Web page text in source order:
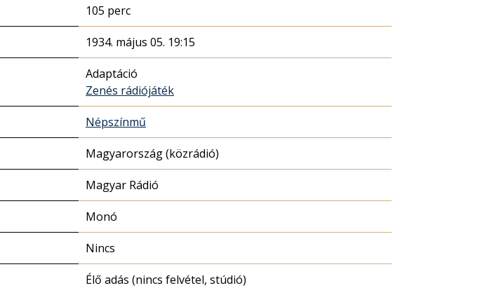
105 perc
1934. május 05. 19:15
Adaptáció
Zenés rádiójáték
Népszínmű
Magyarország (közrádió)
Magyar Rádió
Monó
Nincs
Élő adás (nincs felvétel, stúdió)